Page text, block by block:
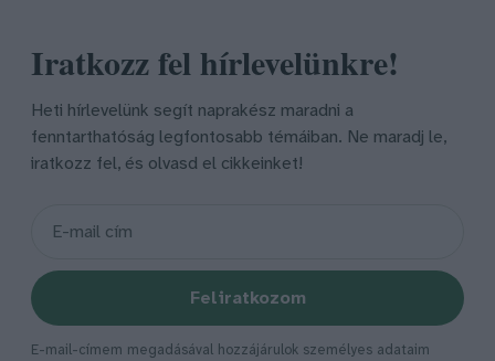
Iratkozz fel hírlevelünkre!
Heti hírlevelünk segít naprakész maradni a
fenntarthatóság legfontosabb témáiban. Ne maradj le,
iratkozz fel, és olvasd el cikkeinket!
Feliratkozom
E-mail-címem megadásával hozzájárulok személyes adataim